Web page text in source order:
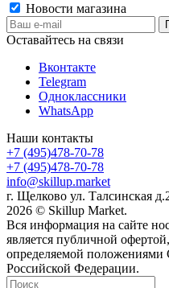
Новости магазина
Оставайтесь на связи
Вконтакте
Telegram
Одноклассники
WhatsApp
Наши контакты
+7 (495)478-70-78
+7 (495)478-70-78
info@skillup.market
г. Щелково ул. Талсинская
2026 © Skillup Market.
Вся информация на сайте
является публичной офертой,
определяемой положениями
Российской Федерации.